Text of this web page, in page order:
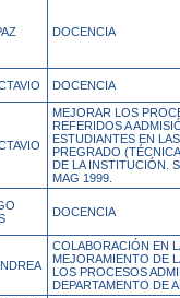
DOCENCIA
DOCENCIA
MEJORAR LOS
REFERIDOS A
ESTUDIANTES EN
PREGRADO
DE LA INSTITUCIÓN.
MAG 1999.
DOCENCIA
COLABORACIÓN EN
MEJORAMIENTO DE
LOS PROCESOS
DEPARTAMENTO DE